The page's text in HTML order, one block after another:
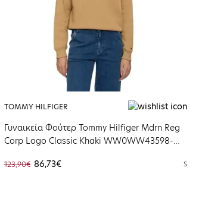
TOMMY HILFIGER
Γυναικεία Φούτερ Tommy Hilfiger Mdrn Reg
Corp Logo Classic Khaki WW0WW43598-
123,90€ 86,73€ S